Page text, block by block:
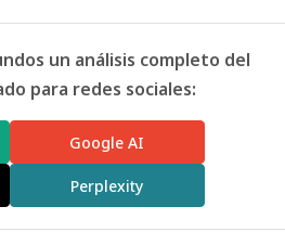
un análisis completo del
para redes sociales:
Google AI
Perplexity